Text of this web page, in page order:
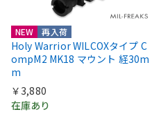
NEW 再入荷
Holy Warrior WILCOXタイプ C
ompM2 MK18 マウント 経30m
m
￥3,880
在庫あり